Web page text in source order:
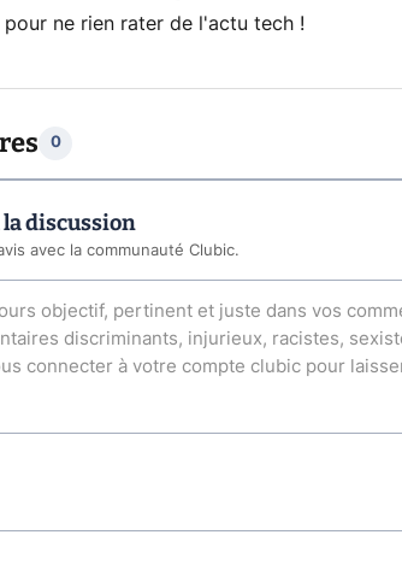
pour ne rien rater de l'actu tech !
0
discussion
avec la communauté Clubic.